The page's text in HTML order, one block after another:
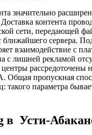
значительно
контента
сети, передающей
ближайшего сервера.
взаимодействие с
с лишней рекламой
рассредоточены
пропускная
такого параметра
в Усти-